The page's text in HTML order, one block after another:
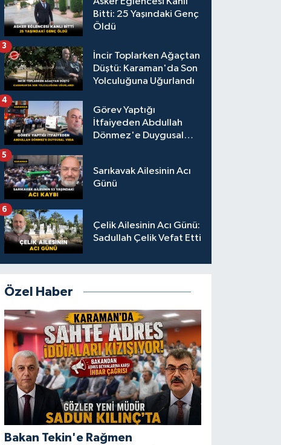
Bitti: 25 Yaşındaki Genç
Öldü
İncir Toplarken Ağaçtan
Düştü: Karaman'da Son
Yolculuğuna Uğurlandı
3
Görev Yaptığı
İtfaiyeden Abdullah
Dönmez'e Duygusal
4
Sarıkavak Ailesinin Acı
Günü
5
Çelik Ailesinin Acı Günü:
Sadullah Çelik Vefat Etti
6
Özel Haber
Bakan Tekin'e Rağmen